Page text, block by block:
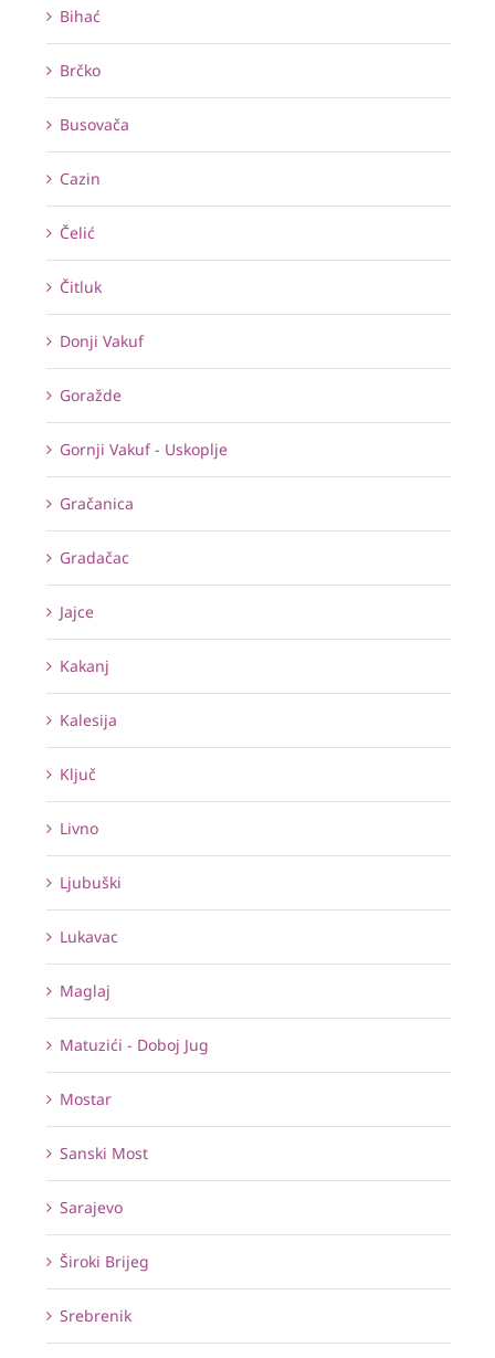
Bihać
Brčko
Busovača
Cazin
Čelić
Čitluk
Donji Vakuf
Goražde
Gornji Vakuf - Uskoplje
Gračanica
Gradačac
Jajce
Kakanj
Kalesija
Ključ
Livno
Ljubuški
Lukavac
Maglaj
Matuzići - Doboj Jug
Mostar
Sanski Most
Sarajevo
Široki Brijeg
Srebrenik